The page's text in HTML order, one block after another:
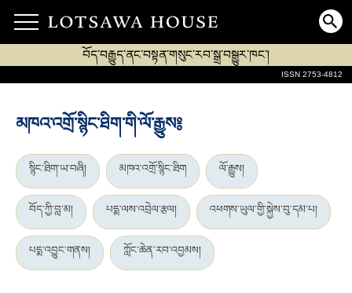
བོད་བརྒྱུད་ནང་བསྟན་གསུང་རབ་སྒྲ་བསྒྱུར་ཁང་།
ISSN 2753-4812
མཁའ་འགྲོ་སྙིང་ཐིག་གི་ལོ་རྒྱུས༔
སྙིང་ཐིག་ཡ་བཞི། མཁའ་འགྲོ་སྙིང་ཐིག ལོ་རྒྱུས།
བོད་ཀྱི་བླ་མ། པདྨ་ལས་འབྲེལ་རྩལ། འཕགས་ཡུལ་གྱི་སྐྱེས་བུ་དམ་པ།
པདྨ་འབྱུང་གནས། ཀློང་ཆེན་རབ་འབྱམས།